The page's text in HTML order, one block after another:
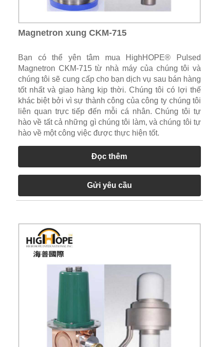
Magnetron xung CKM-715
Bạn có thể yên tâm mua HighHOPE® Pulsed
Magnetron CKM-715 từ nhà máy của chúng tôi và
chúng tôi sẽ cung cấp cho bạn dịch vụ sau bán hàng
tốt nhất và giao hàng kịp thời. Chúng tôi có lợi thế
khác biệt bởi vì sự thành công của công ty chúng tôi
liên quan trực tiếp đến mỗi cá nhân. Chúng tôi tự
hào về tất cả những gì chúng tôi làm, và chúng tôi tự
hào về một công việc được thực hiện tốt.
Đọc thêm
Gửi yêu cầu